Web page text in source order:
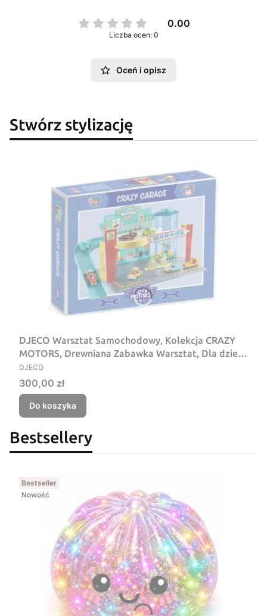
0.00
Liczba ocen: 0
Oceń i opisz
Stwórz stylizację
DJECO Warsztat Samochodowy, Kolekcja CRAZY
MOTORS, Drewniana Zabawka Warsztat, Dla dzieci
3+
PRODUCENT
DJECO
Cena
300,00 zł
Do koszyka
Bestsellery
Bestseller
Nowość